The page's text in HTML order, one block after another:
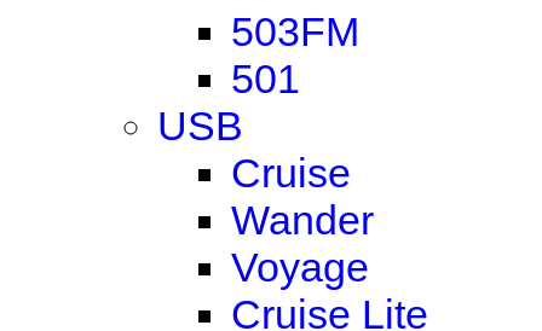
503FM
501
USB
Cruise
Wander
Voyage
Cruise Lite